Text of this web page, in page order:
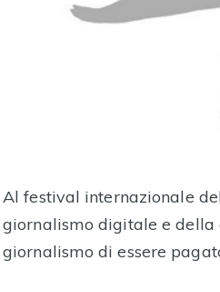
Al festival internazionale
giornalismo digitale e
giornalismo di essere